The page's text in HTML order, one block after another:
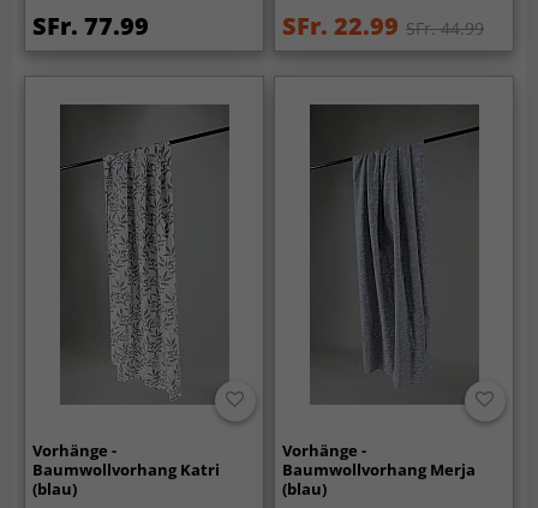
SFr. 77.99 SFr. 22.99 SFr. 44.99
Vorhänge -
Baumwollvorhang Katri
(blau)
Vorhänge -
Baumwollvorhang Merja
(blau)